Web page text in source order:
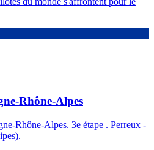
Rhône-Alpes
Rhône-Alpes. 3e étape . Perreux -